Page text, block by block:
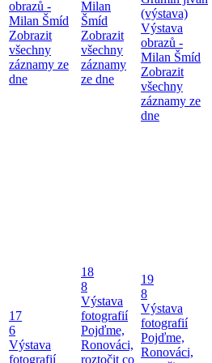
obrazů -
Milan Šmíd
Zobrazit
všechny
záznamy ze
dne
Milan
Šmíd
Zobrazit
všechny
záznamy
ze dne
(výstava)
Výstava
obrazů -
Milan Šmíd
Zobrazit
všechny
záznamy ze
dne
17
6
Výstava
fotografií
18
8
Výstava
fotografií
Pojďme,
Ronováci,
roztočit co
19
8
Výstava
fotografií
Pojďme,
Ronováci,